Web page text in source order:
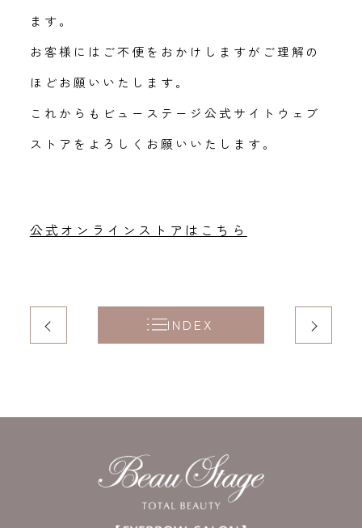
ます。
お客様にはご不便をおかけしますがご理解の
ほどお願いいたします。
これからもビューステージ公式サイトウェブ
ストアをよろしくお願いいたします。
公式オンラインストアはこちら
INDEX